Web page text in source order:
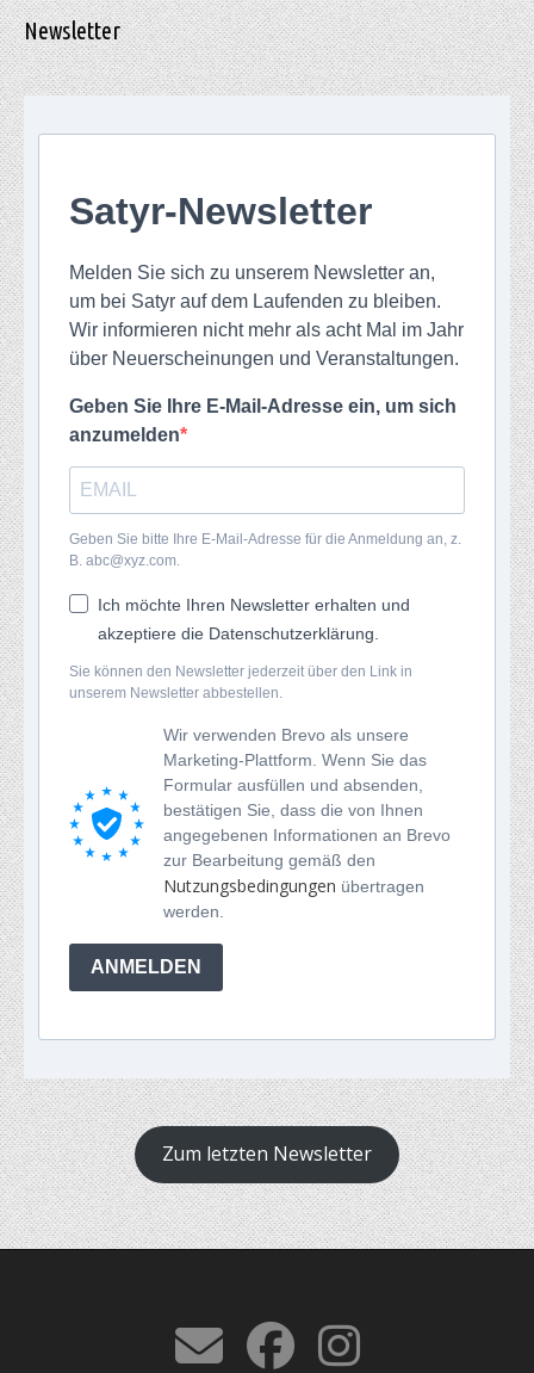
Newsletter
Satyr-Newsletter
Melden Sie sich zu unserem Newsletter an,
um bei Satyr auf dem Laufenden zu bleiben.
Wir informieren nicht mehr als acht Mal im Jahr
über Neuerscheinungen und Veranstaltungen.
Geben Sie Ihre E-Mail-Adresse ein, um sich
anzumelden
Geben Sie bitte Ihre E-Mail-Adresse für die Anmeldung an, z.
B. abc@xyz.com.
Ich möchte Ihren Newsletter erhalten und
akzeptiere die Datenschutzerklärung.
Sie können den Newsletter jederzeit über den Link in
unserem Newsletter abbestellen.
Wir verwenden Brevo als unsere
Marketing-Plattform. Wenn Sie das
Formular ausfüllen und absenden,
bestätigen Sie, dass die von Ihnen
angegebenen Informationen an Brevo
zur Bearbeitung gemäß den
Nutzungsbedingungen übertragen
werden.
ANMELDEN
Zum letzten Newsletter